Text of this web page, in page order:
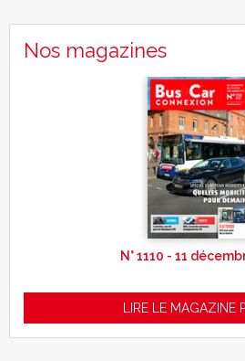
Nos magazines
N° 1110 - 11
LIRE LE MAGAZINE